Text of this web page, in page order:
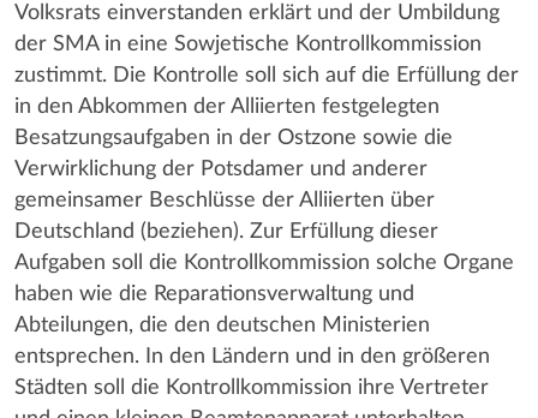
Volksrats einverstanden erklärt und der Umbildung
der SMA in eine Sowjetische Kontrollkommission
zustimmt. Die Kontrolle soll sich auf die Erfüllung der
in den Abkommen der Alliierten festgelegten
Besatzungsaufgaben in der Ostzone sowie die
Verwirklichung der Potsdamer und anderer
gemeinsamer Beschlüsse der Alliierten über
Deutschland (beziehen). Zur Erfüllung dieser
Aufgaben soll die Kontrollkommission solche Organe
haben wie die Reparationsverwaltung und
Abteilungen, die den deutschen Ministerien
entsprechen. In den Ländern und in den größeren
Städten soll die Kontrollkommission ihre Vertreter